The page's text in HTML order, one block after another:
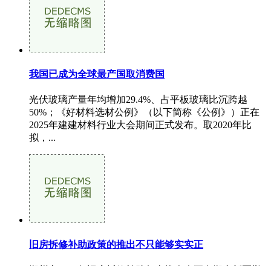
我国已成为全球最产国取消费国
光伏玻璃产量年均增加29.4%、占平板玻璃比沉跨越
50%；《好材料选材公例》（以下简称《公例》）正在
2025年建建材料行业大会期间正式发布。取2020年比
拟，...
旧房拆修补助政策的推出不只能够实实正